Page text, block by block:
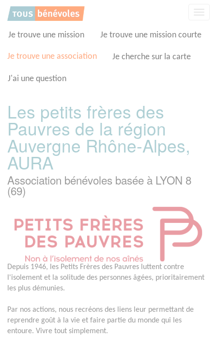
Je trouve une mission Je trouve une mission courte
Je trouve une association Je cherche sur la carte
J'ai une question
Les petits frères des
Pauvres de la région
Auvergne Rhône-Alpes,
AURA
Association bénévoles basée à LYON 8
(69)
Depuis 1946, les Petits Frères des Pauvres luttent contre
l'isolement et la solitude des personnes âgées, prioritairement
les plus démunies.
Par nos actions, nous recréons des liens leur permettant de
reprendre goût à la vie et faire partie du monde qui les
entoure. Vivre tout simplement.
Panneau de gestion des cookies